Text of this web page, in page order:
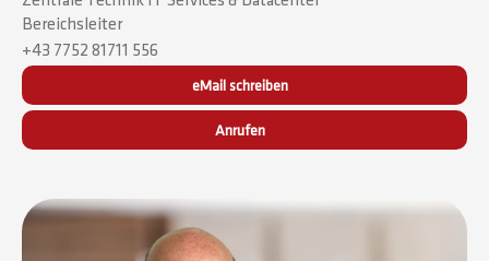
Bereichsleiter
+43 7752 81711 556
eMail schreiben
Anrufen